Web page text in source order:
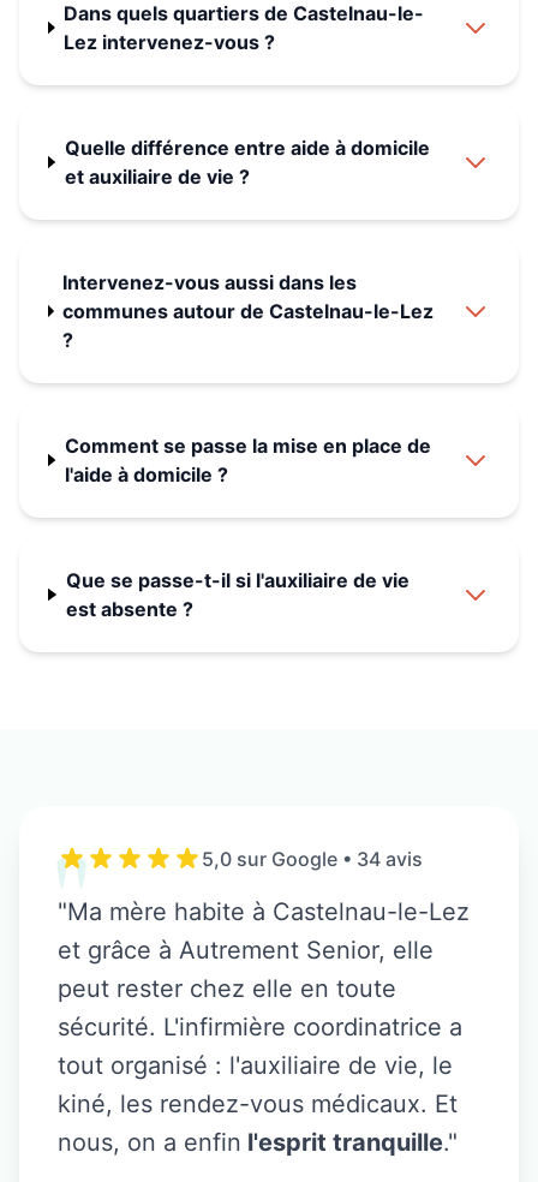
Dans quels quartiers de Castelnau-le-
Lez intervenez-vous ?
Quelle différence entre aide à domicile
et auxiliaire de vie ?
Intervenez-vous aussi dans les
communes autour de Castelnau-le-Lez
?
Comment se passe la mise en place de
l'aide à domicile ?
Que se passe-t-il si l'auxiliaire de vie
est absente ?
" 5,0 sur Google • 34 avis
"Ma mère habite à Castelnau-le-Lez
et grâce à Autrement Senior, elle
peut rester chez elle en toute
sécurité. L'infirmière coordinatrice a
tout organisé : l'auxiliaire de vie, le
kiné, les rendez-vous médicaux. Et
nous, on a enfin l'esprit tranquille."